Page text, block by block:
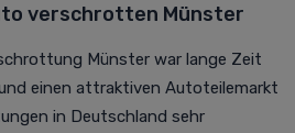
verschrotten Münster
Münster war lange Zeit
einen attraktiven Autoteilemarkt
in Deutschland sehr